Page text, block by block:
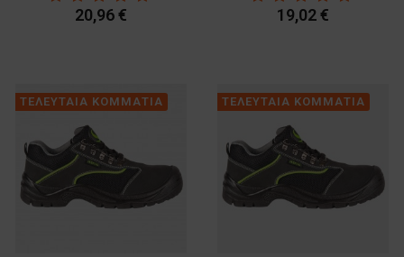
20,96 € 19,02 €
ΤΕΛΕΥΤΑΙΑ ΚΟΜΜΑΤΙΑ ΤΕΛΕΥΤΑΙΑ ΚΟΜΜΑΤΙΑ